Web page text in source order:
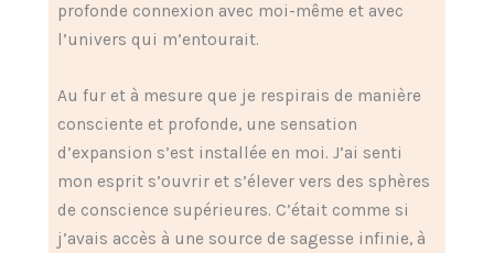
profonde connexion avec moi-même et avec
l’univers qui m’entourait.
Au fur et à mesure que je respirais de manière
consciente et profonde, une sensation
d’expansion s’est installée en moi. J’ai senti
mon esprit s’ouvrir et s’élever vers des sphères
de conscience supérieures. C’était comme si
j’avais accès à une source de sagesse infinie, à